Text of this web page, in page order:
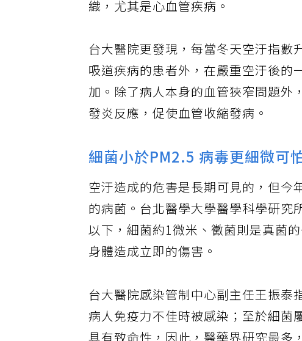
織，尤其是心血管疾病。
台大醫院更發現，每當冬天空汙指數
吸道疾病的患者外，在嚴重空汙後的
加。除了病人本身的血管狹窄問題外
發炎反應，促使血管收縮發病。
細菌小於PM2.5 病毒更細微可
空汙造成的危害是長期可見的，但今
的病菌。台北醫學大學醫學科學研究
以下，細菌約1微米、黴菌則是真菌
身體造成立即的傷害。
台大醫院感染管制中心副主任王振泰
病人免疫力不佳時被感染；至於細菌